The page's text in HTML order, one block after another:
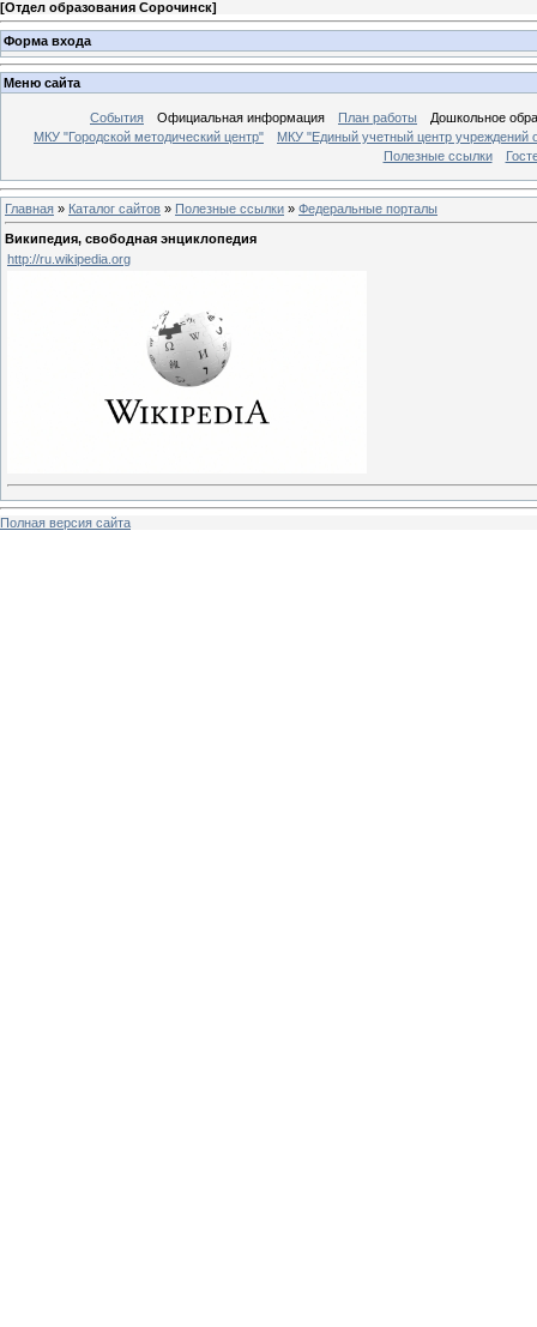
[Отдел образования Сорочинск]
Форма входа
Меню сайта
События Официальная информация План работы
Дошкольное
МКУ "Городской методический центр"
МКУ "Единый учетный центр учреждений
Полезные ссылки
Главная » Каталог сайтов » Полезные ссылки » Федеральные порталы
Википедия, свободная энциклопедия
http://ru.wikipedia.org
Полная версия сайта